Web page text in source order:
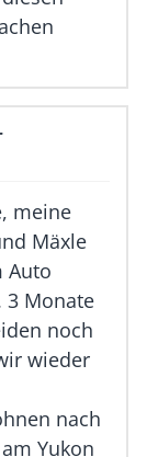
meine
Mäxle
Auto
3 Monate
noch
wieder
nach
Yukon